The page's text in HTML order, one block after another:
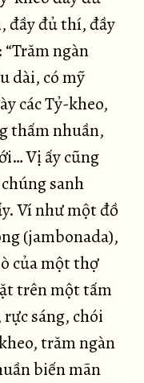
đầy đủ thí, đầy
ngàn
dài, có mỹ
các Tỷ-kheo,
thấm nhuần,
Vị ấy cũng
sanh
Ví như một đồ
(jambonada),
của một thợ
trên một tấm
sáng, chói
trăm ngàn
biến mãn